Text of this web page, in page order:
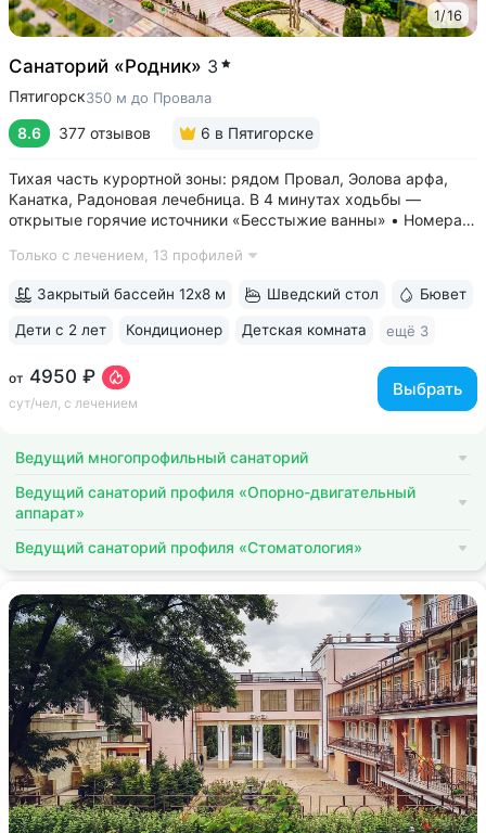
1/16
Санаторий «Родник» 3
Пятигорск350 м до Провала
8.6 377 отзывов 6 в Пятигорске
Тихая часть курортной зоны: рядом Провал, Эолова арфа,
Канатка, Радоновая лечебница. В 4 минутах ходьбы —
открытые горячие источники «Бесстыжие ванны» • Номера
виден Эльбрус и Кавказский хребет. Есть номера с балконом
Только с лечением, 13 профилей
от 4950 ₽
сут/чел, с лечением
Выбрать
Закрытый бассейн 12х8 м Шведский стол Бювет
Дети с 2 лет Кондиционер Детская комната ещё 3
Ведущий многопрофильный санаторий
Ведущий санаторий профиля «Опорно-двигательный
аппарат»
Ведущий санаторий профиля «Стоматология»